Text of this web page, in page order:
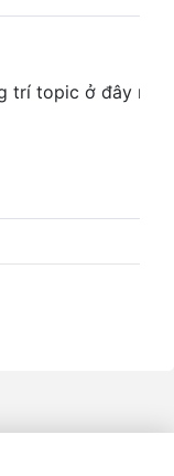
trí topic ở đây nhé